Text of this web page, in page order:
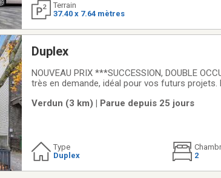
Terrain
37.40 x 7.64 mètres
Duplex
NOUVEAU PRIX ***SUCCESSION, DOUBLE OCCUPATION
très en demande, idéal pour vos futurs projets.
demandée. AddendaDuplex pour grosses
Verdun (3 km) | Parue depuis 25 jours
Type
Duplex
2